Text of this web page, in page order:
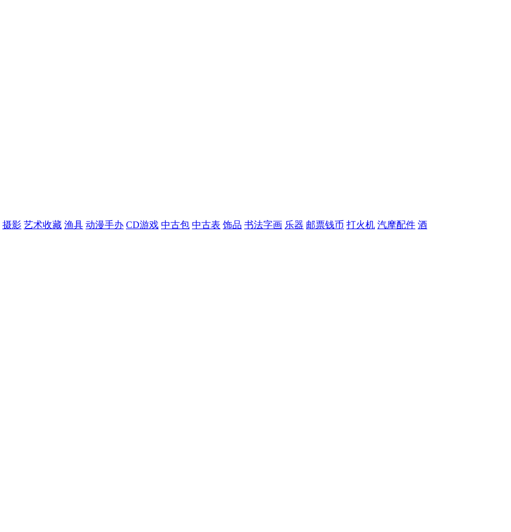
摄影 艺术收藏 渔具 动漫手办 CD游戏 中古包 中古表 饰品 书法字画 乐器 邮票钱币 打火机 汽摩配件 酒